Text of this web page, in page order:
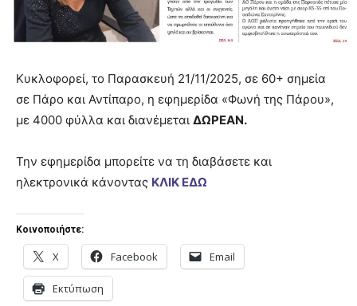
Κυκλοφορεί, το Παρασκευή 21/11/2025, σε 60+ σημεία
σε Πάρο και Αντίπαρο, η εφημερίδα «Φωνή της Πάρου»,
με 4000 φύλλα και διανέμεται ΔΩΡΕΑΝ.
Την εφημερίδα μπορείτε να τη διαβάσετε και
ηλεκτρονικά κάνοντας ΚΛΙΚ ΕΔΩ
Κοινοποιήστε:
X Facebook Email
Εκτύπωση